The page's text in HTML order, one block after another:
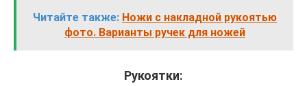
Читайте также: Ножи с накладной рукоятью
фото. Варианты ручек для ножей
Рукоятки: